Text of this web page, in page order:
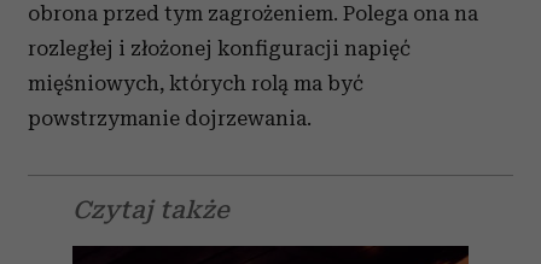
obrona przed tym zagrożeniem. Polega ona na
rozległej i złożonej konfiguracji napięć
mięśniowych, których rolą ma być
powstrzymanie dojrzewania.
Czytaj także